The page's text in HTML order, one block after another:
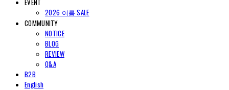
2026 여름 SALE
COMMUNITY
NOTICE
BLOG
REVIEW
Q&A
B2B
English